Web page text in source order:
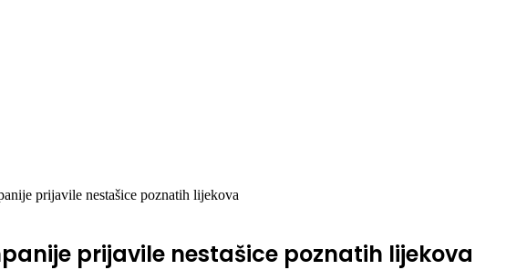
prijavile nestašice poznatih lijekova
prijavile nestašice poznatih lijekova